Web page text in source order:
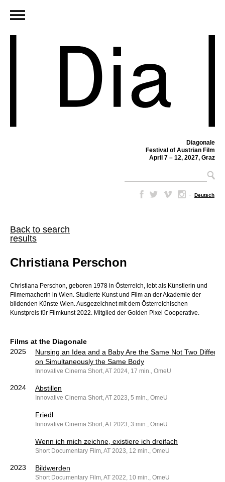
Diagonale
Festival of Austrian Film
April 7 – 12, 2027, Graz
– Deutsch
Back to search
results
Christiana Perschon
Christiana Perschon, geboren 1978 in Österreich, lebt als Künstlerin und
Filmemacherin in Wien. Studierte Kunst und Film an der Akademie der
bildenden Künste Wien. Ausgezeichnet mit dem Österreichischen
Kunstpreis für Filmkunst 2022. Mitglied der Golden Pixel Cooperative.
Films at the Diagonale
2025
Nursing an Idea and a Baby Are the Same Not Two
on Simultaneously the Same Body
Innovative Cinema Short, AT 2024, 17 min., OmeU
2024 Abstillen
Innovative Cinema Short, AT 2023, 5 min., OmeU
Friedl
Innovative Cinema Short, AT 2023, 3 min., OmeU
Wenn ich mich zeichne, existiere ich dreifach
Short Documentary Film, AT 2023, 12 min., OmeU
2023 Bildwerden
Short Documentary Film, AT 2022, 10 min., OmeU